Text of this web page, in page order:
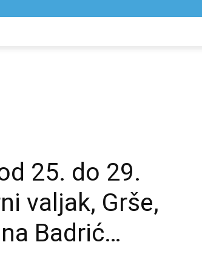
25. do 29.
valjak, Grše,
Badrić…